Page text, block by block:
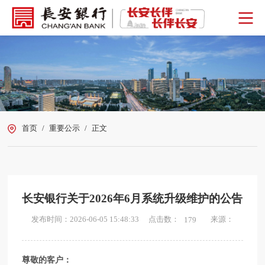
首页 / 重要公示 / 正文
长安银行关于2026年6月系统升级维护的公告
发布时间：2026-06-05 15:48:33 点击数： 179 来源：
尊敬的客户：